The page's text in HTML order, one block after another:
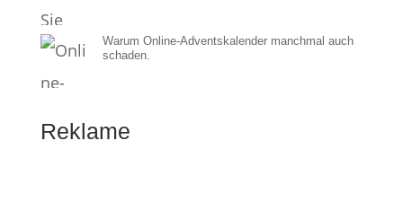
Warum Online-Adventskalender manchmal auch
schaden.
Reklame